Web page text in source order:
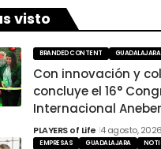
visto
BRANDED CONTENT GUADALAJARA
Con innovación y
concluye el 16°
Internacional
PLAYERS of Life 4 agosto, 2026
EMPRESAS GUADALAJARA